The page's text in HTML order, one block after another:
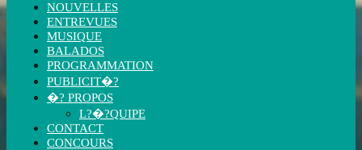
NOUVELLES
ENTREVUES
MUSIQUE
BALADOS
PROGRAMMATION
PUBLICIT�?
�? PROPOS
L?�?QUIPE
CONTACT
CONCOURS